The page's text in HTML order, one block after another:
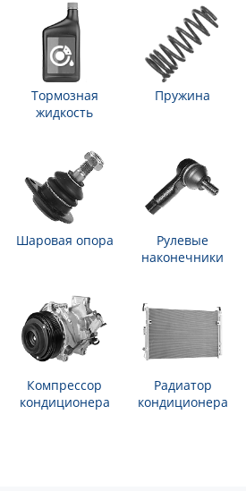
Тормозная
жидкость
Пружина
Шаровая опора
Рулевые
наконечники
Компрессор
кондиционера
Радиатор
кондиционера